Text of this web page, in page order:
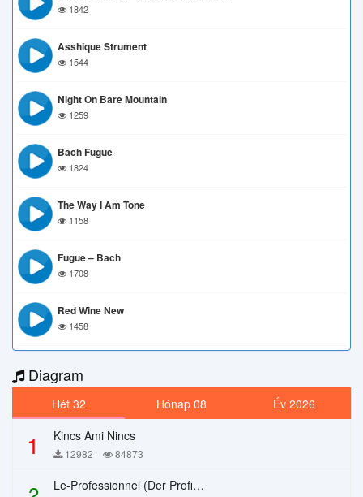
1842
Asshique Strument
1544
Night On Bare Mountain
1259
Bach Fugue
1824
The Way I Am Tone
1158
Fugue – Bach
1708
Red Wine New
1458
Diagram
Hét 32 Hónap 08 Év 2026
1 Kincs Ami Nincs
12982 84873
Le-Professionnel (Der Profi) – Chi Mai